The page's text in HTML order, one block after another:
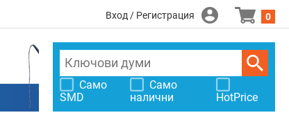
Вход / Регистрация 0
Само
SMD
Само
налични
HotPrice